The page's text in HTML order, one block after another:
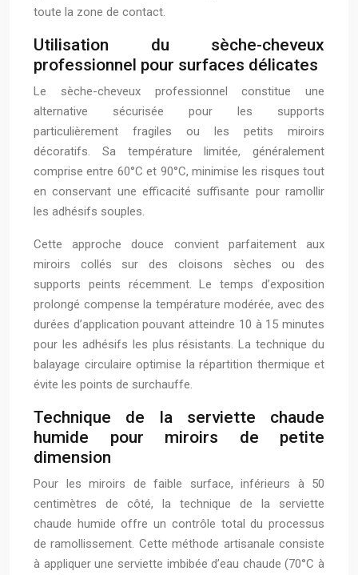
toute la zone de contact.
Utilisation du sèche-cheveux
professionnel pour surfaces délicates
Le sèche-cheveux professionnel constitue une
alternative sécurisée pour les supports
particulièrement fragiles ou les petits miroirs
décoratifs. Sa température limitée, généralement
comprise entre 60°C et 90°C, minimise les risques tout
en conservant une efficacité suffisante pour ramollir
les adhésifs souples.
Cette approche douce convient parfaitement aux
miroirs collés sur des cloisons sèches ou des
supports peints récemment. Le temps d’exposition
prolongé compense la température modérée, avec des
durées d’application pouvant atteindre 10 à 15 minutes
pour les adhésifs les plus résistants. La technique du
balayage circulaire optimise la répartition thermique et
évite les points de surchauffe.
Technique de la serviette chaude
humide pour miroirs de petite
dimension
Pour les miroirs de faible surface, inférieurs à 50
centimètres de côté, la technique de la serviette
chaude humide offre un contrôle total du processus
de ramollissement. Cette méthode artisanale consiste
à appliquer une serviette imbibée d’eau chaude (70°C à